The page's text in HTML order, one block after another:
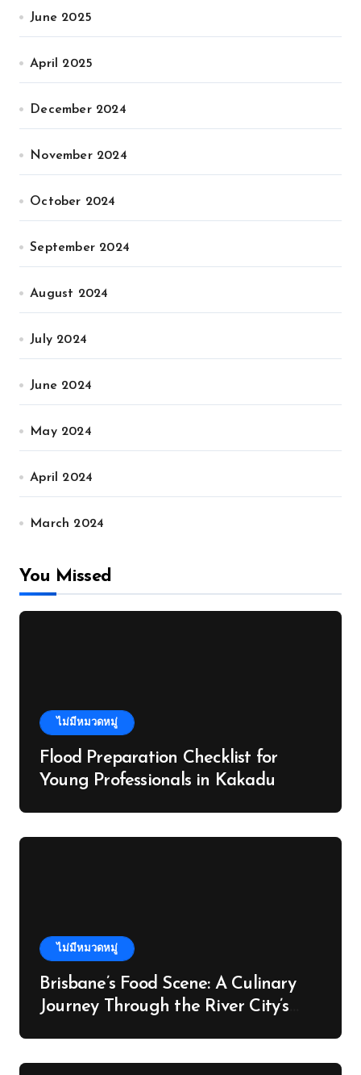
June 2025
April 2025
December 2024
November 2024
October 2024
September 2024
August 2024
July 2024
June 2024
May 2024
April 2024
March 2024
You Missed
ไม่มีหมวดหมู่
Flood Preparation Checklist for
Young Professionals in Kakadu
ไม่มีหมวดหมู่
Brisbane’s Food Scene: A Culinary
Journey Through the River City’s